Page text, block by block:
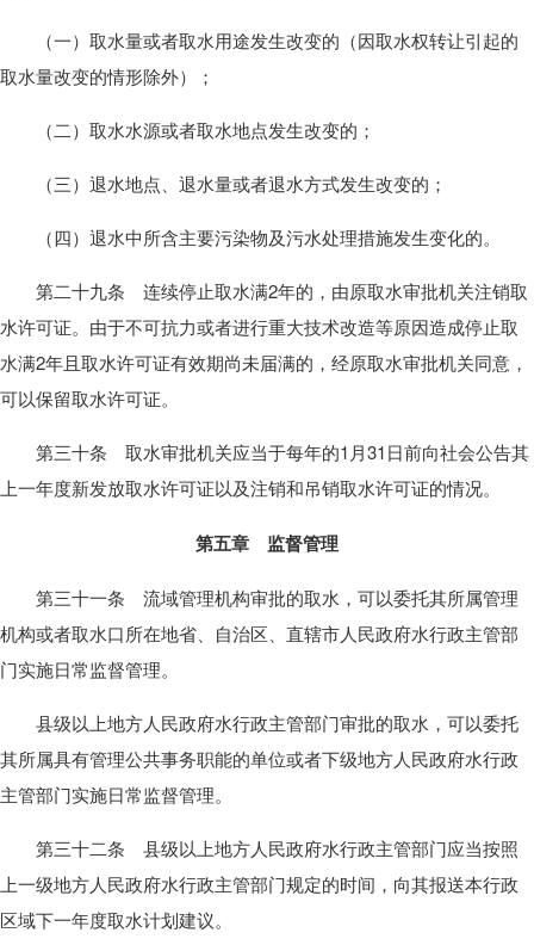
（一）取水量或者取水用途发生改变的（因取水权转让引起的
取水量改变的情形除外）；
（二）取水水源或者取水地点发生改变的；
（三）退水地点、退水量或者退水方式发生改变的；
（四）退水中所含主要污染物及污水处理措施发生变化的。
第二十九条 连续停止取水满2年的，由原取水审批机关注销取
水许可证。由于不可抗力或者进行重大技术改造等原因造成停止取
水满2年且取水许可证有效期尚未届满的，经原取水审批机关同意，
可以保留取水许可证。
第三十条 取水审批机关应当于每年的1月31日前向社会公告其
上一年度新发放取水许可证以及注销和吊销取水许可证的情况。
第五章 监督管理
第三十一条 流域管理机构审批的取水，可以委托其所属管理
机构或者取水口所在地省、自治区、直辖市人民政府水行政主管部
门实施日常监督管理。
县级以上地方人民政府水行政主管部门审批的取水，可以委托
其所属具有管理公共事务职能的单位或者下级地方人民政府水行政
主管部门实施日常监督管理。
第三十二条 县级以上地方人民政府水行政主管部门应当按照
上一级地方人民政府水行政主管部门规定的时间，向其报送本行政
区域下一年度取水计划建议。